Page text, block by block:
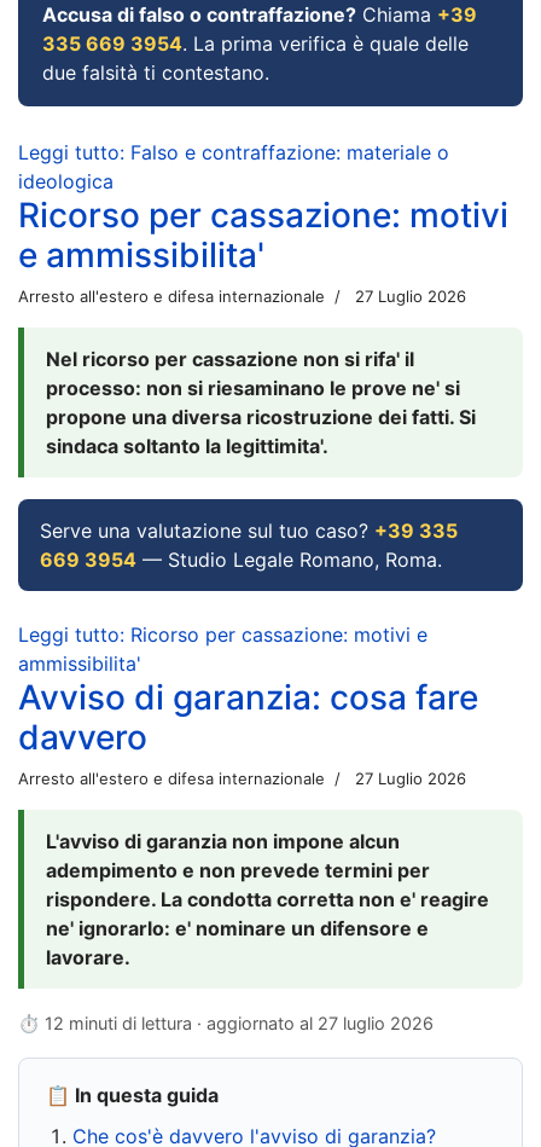
Accusa di falso o contraffazione? Chiama +39
335 669 3954. La prima verifica è quale delle
due falsità ti contestano.
Leggi tutto: Falso e contraffazione: materiale o
ideologica
Ricorso per cassazione: motivi
e ammissibilita'
Arresto all'estero e difesa internazionale 27 Luglio 2026
Nel ricorso per cassazione non si rifa' il
processo: non si riesaminano le prove ne' si
propone una diversa ricostruzione dei fatti. Si
sindaca soltanto la legittimita'.
Serve una valutazione sul tuo caso? +39 335
669 3954 — Studio Legale Romano, Roma.
Leggi tutto: Ricorso per cassazione: motivi e
ammissibilita'
Avviso di garanzia: cosa fare
davvero
Arresto all'estero e difesa internazionale 27 Luglio 2026
L'avviso di garanzia non impone alcun
adempimento e non prevede termini per
rispondere. La condotta corretta non e' reagire
ne' ignorarlo: e' nominare un difensore e
lavorare.
⏱ 12 minuti di lettura · aggiornato al 27 luglio 2026
📋 In questa guida
Che cos'è davvero l'avviso di garanzia?